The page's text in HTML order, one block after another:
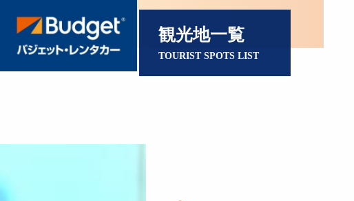
観光地一覧
TOURIST SPOTS LIST